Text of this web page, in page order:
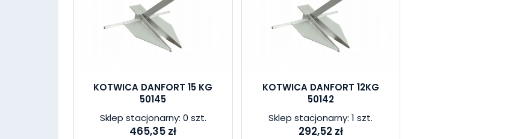
KOTWICA DANFORT 15 KG
50145
Sklep stacjonarny: 0 szt.
465,35 zł
KOTWICA DANFORT 12KG
50142
Sklep stacjonarny: 1 szt.
292,52 zł